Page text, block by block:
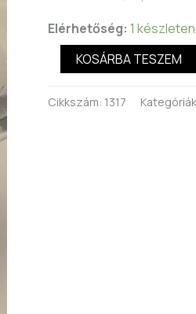
Elérhetőség: 1 készleten
KOSÁRBA TESZEM
Cikkszám: 1317